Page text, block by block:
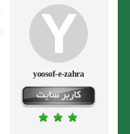
yoosof-e-zahra